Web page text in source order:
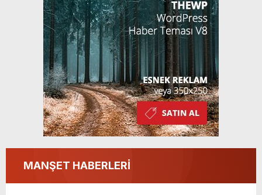
MANŞET HABERLERİ